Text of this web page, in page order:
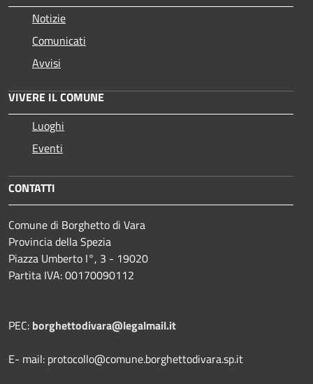
Notizie
Comunicati
Avvisi
VIVERE IL COMUNE
Luoghi
Eventi
CONTATTI
Comune di Borghetto di Vara
Provincia della Spezia
Piazza Umberto I°, 3 - 19020
Partita IVA: 00170090112
PEC: borghettodivara@legalmail.it
E- mail: protocollo@comune.borghettodivara.sp.it